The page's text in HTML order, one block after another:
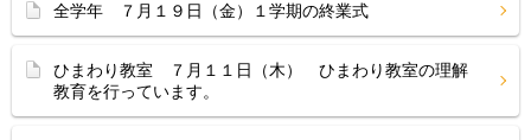
全学年 ７月１９日（金）１学期の終業式
ひまわり教室 ７月１１日（木） ひまわり教室の理解
教育を行っています。